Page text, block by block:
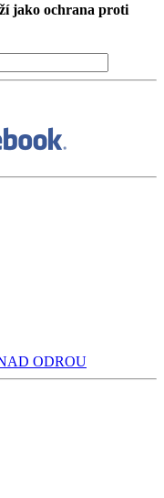
jako ochrana proti
ODROU